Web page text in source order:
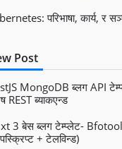
परिभाषा, कार्य, र
Post
MongoDB ब्लग API
REST ब्याकएन्ड
3 बेस ब्लग टेम्प्लेट-
+ टेलविन्ड)